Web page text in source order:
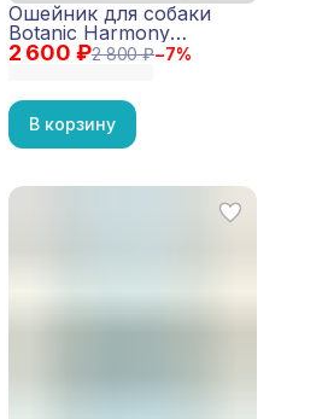
2 600 ₽2 800 ₽−7%
Ошейник для собаки
Botanic Harmony
(серый)
В корзину